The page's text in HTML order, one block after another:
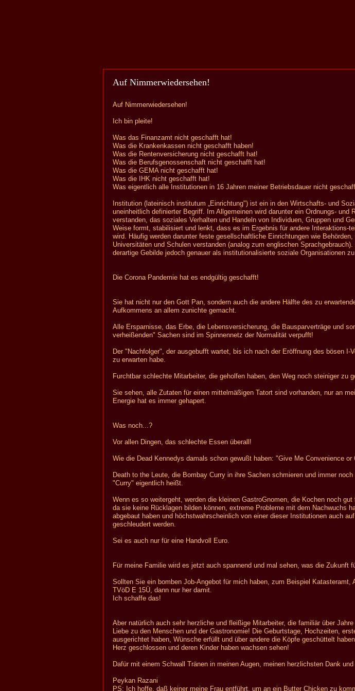
Auf Nimmerwiedersehen!
Auf Nimmerwiedersehen!
Ich bin pleite!
Was das Finanzamt nicht geschafft hat!
Was die Krankenkassen nicht geschafft haben!
Was die Rentenversicherung nicht geschafft hat!
Was die Berufsgenossenschaft nicht geschafft hat!
Was die GEMA nicht geschafft hat!
Was die IHK nicht geschafft hat!
Was eigentlich alle Institutionen in 16 Jahren meiner Betriebsdauer nicht
Institution (lateinisch institutum „Einrichtung") ist ein in den Wirtschafts- und
uneinheitlich definierter Begriff. Im Allgemeinen wird darunter ein Ordnungs- und
verstanden, das soziales Verhalten und Handeln von Individuen, Gruppen und
Weise formt, stabilisiert und lenkt, dass es im Ergebnis für andere Interaktions-
wird. Häufig werden darunter feste gesellschaftliche Einrichtungen wie Behörden,
Universitäten und Schulen verstanden (analog zum englischen
derartige Gebilde jedoch genauer als institutionalisierte soziale Organisationen
Die Corona Pandemie hat es endgültig geschafft!
Sie hat nicht nur den Gott Pan, sondern auch die andere Hälfte des zu
Aufkommens an allem zunichte gemacht.
Alle Ersparnisse, das Erbe, die Lebensversicherung, die Bausparverträge und
verheißenden" Sachen sind im Spinnennetz der Normalität verpufft!
Der "Nachfolger", der ausgebufft wartet, bis ich nach der Eröffnung des bösen I-
zu erwarten habe.
Furchtbar schlechte Mitarbeiter, die geholfen haben, den Weg noch steiniger zu
Sie sehen, alle Zutaten für einen mittelmäßigen Tatort sind vorhanden, nur an
Energie hat es immer gehapert.
Was noch...?
Vor allen Dingen, das schlechte Essen überall!
Wie die Dead Kennedys damals schon gewußt haben: "Give Me Convenience or
Death to the Leute, die Bombay Curry in ihre Sachen schmieren und immer
"Curry" eigentlich heißt.
Wenn es so weitergeht, werden die kleinen GastroGnomen, die Kochen noch gut
da sie keine Rücklagen bilden können, extreme Probleme mit dem Nachwuchs
abgebaut haben und höchstwahrscheinlich von einer dieser Institutionen auch
geschleudert werden.
Sei es auch nur für eine Handvoll Euro.
Für meine Familie wird es jetzt auch spannend und mal sehen, was die Zukunft
Sollten Sie ein bomben Job-Angebot für mich haben, zum Beispiel Katasteramt,
TVöD E 15Ü, dann nur her damit.
Ich schaffe das!
Aber natürlich auch sehr herzliche und fleißige Mitarbeiter, die familiär über
Liebe zu den Menschen und der Gastronomie! Die Geburtstage, Hochzeiten,
ausgerichtet haben, Wünsche erfüllt und über andere die Köpfe geschüttelt
Herz geschlossen und deren Kinder haben wachsen sehen!
Dafür mit einem Schwall Tränen in meinen Augen, meinen herzlichsten Dank
Peykan Razani
PS: Ich hoffe, daß keiner meine Frau entführt, um an ein Butter Chicken zu